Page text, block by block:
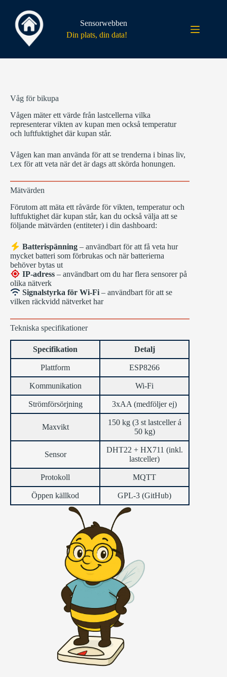
innehåll
Sensorwebben
Din plats, din data!
Våg för bikupa
Vågen mäter ett värde från lastcellerna vilka
representerar vikten av kupan men också temperatur
och luftfuktighet där kupan står.
Vågen kan man använda för att se trenderna i binas liv,
t.ex för att veta när det är dags att skörda honungen.
Mätvärden
Förutom att mäta ett råvärde för vikten, temperatur och
luftfuktighet där kupan står, kan du också välja att se
följande mätvärden (entiteter) i din dashboard:
Batterispänning – användbart för att få veta hur
mycket batteri som förbrukas och när batterierna
behöver bytas ut
IP-adress – användbart om du har flera sensorer på
olika nätverk
Signalstyrka för Wi-Fi – användbart för att se
vilken räckvidd nätverket har
Tekniska specifikationer
Specifikation Detalj
Plattform ESP8266
Kommunikation Wi-Fi
Strömförsörjning 3xAA (medföljer ej)
Maxvikt
150 kg (3 st lastceller á
50 kg)
Sensor
DHT22 + HX711 (inkl.
lastceller)
Protokoll MQTT
Öppen källkod GPL-3 (GitHub)